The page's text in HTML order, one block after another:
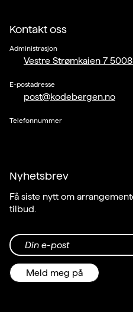
Kontakt oss
Administrasjon
Vestre Strømkaien 7
E-postadresse
post@kodebergen.no
Telefonnummer
Nyhetsbrev
Få siste nytt om
tilbud.
Din e-post
Meld meg på